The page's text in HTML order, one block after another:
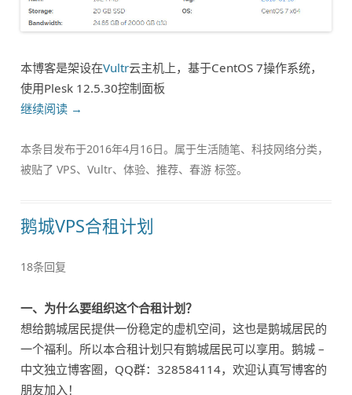
本博客是架设在Vultr云主机上，基于CentOS 7操作系统，
使用Plesk 12.5.30控制面板
继续阅读 →
本条目发布于2016年4月16日。属于生活随笔、科技网络分类，
被贴了VPS、Vultr、体验、推荐、春游 标签。
鹅城VPS合租计划
18条回复
一、为什么要组织这个合租计划？
想给鹅城居民提供一份稳定的虚机空间，这也是鹅城居民的
一个福利。所以本合租计划只有鹅城居民可以享用。鹅城 –
中文独立博客圈，QQ群：328584114，欢迎认真写博客的
朋友加入！